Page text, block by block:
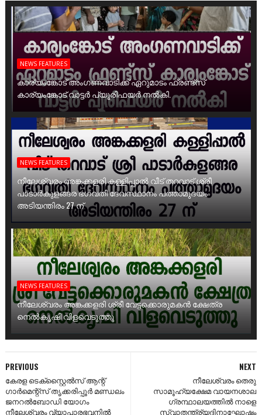
NEWS FEATURES
കാര്യംങ്കോട് അംഗണവാടിക്ക് ഏറുമാടം ഫ്രണ്ട്സ്
കാര്യംങ്കോട് വാട്ടർ പ്യൂരിഫയർ നൽകി.
NEWS FEATURES
നീലേശ്വരം അങ്കക്കളരി കള്ളിപ്പാൽ വീട് തറവാട് ശ്രീ
പാടാർകുളങ്ങര ഭഗവതി ദേവസ്ഥാനം പത്താമുദയം
അടിയന്തിരം 27 ന്
NEWS FEATURES
നീലേശ്വരം അങ്കക്കളരി ശ്രീ വേട്ടക്കൊരുമകൻ ക്ഷേത്ര
നെൽകൃഷി വിളവെടുത്തു
NEXT
നീലേശ്വരം തെരു
സാമൂഹ്യക്ഷേമ വായനശാല
ഗ്രന്ഥാലയത്തിൽ നാളെ
സ്വാതന്ത്ര്യദിനാഘോഷം
PREVIOUS
കേരള ടെക്സ്റ്റൈൽസ് ആന്റ്
ഗാർമെന്റ്സ് തൃക്കരിപ്പൂർ മണ്ഡലം
ജനറൽബോഡി യോഗം
നീലേശ്വരം വ്യാപാരഭവനിൽ